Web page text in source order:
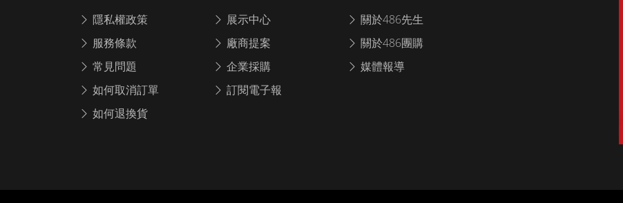
隱私權政策
服務條款
常見問題
如何取消訂單
如何退換貨
展示中心
廠商提案
企業採購
訂閱電子報
關於486先生
關於486團購
媒體報導